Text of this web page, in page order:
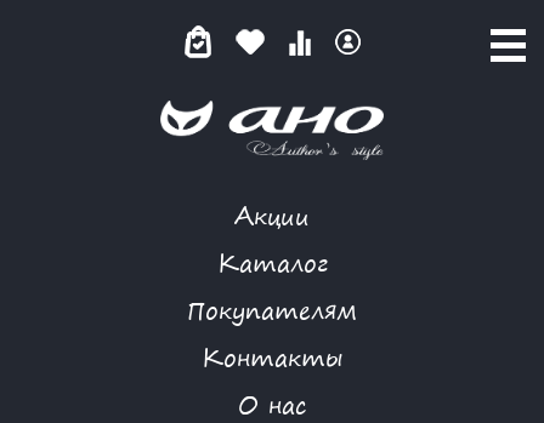
Акции
Каталог
Покупателям
Контакты
О нас
КОРАЛЛОВОЕ СОВЕРШЕНСТВО